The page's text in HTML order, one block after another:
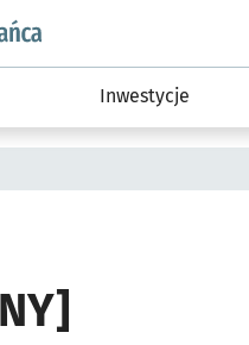
podserwis: Dla mieszkańca
Inwestycje